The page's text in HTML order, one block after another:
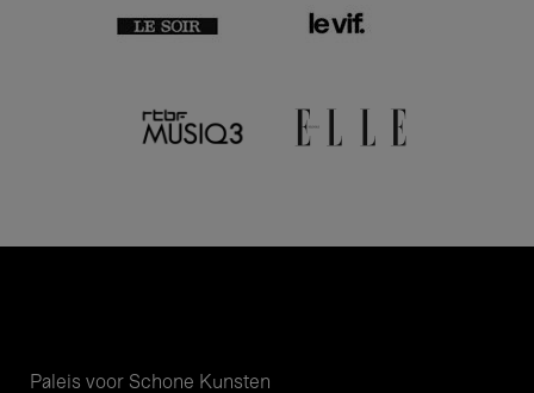
Paleis voor Schone Kunsten